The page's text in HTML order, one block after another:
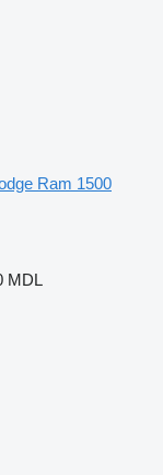
Ram 1500
MDL